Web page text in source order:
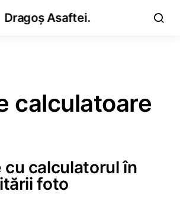
Dragoș Asaftei.
calculatoare
cu calculatorul în
foto